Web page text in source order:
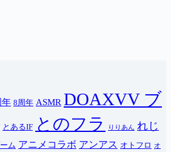
年 8周年 ASMR DOAXVV ブ
とあるIF とのフラ りりあん れじ
ム アニメコラボ アンアス オトフロ オ